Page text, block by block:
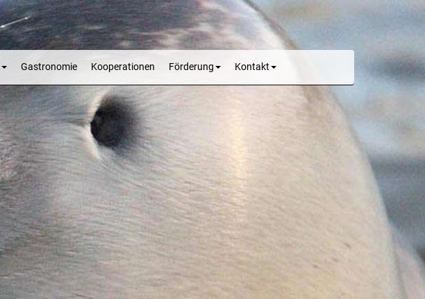
Gastronomie Kooperationen Förderung Kontakt